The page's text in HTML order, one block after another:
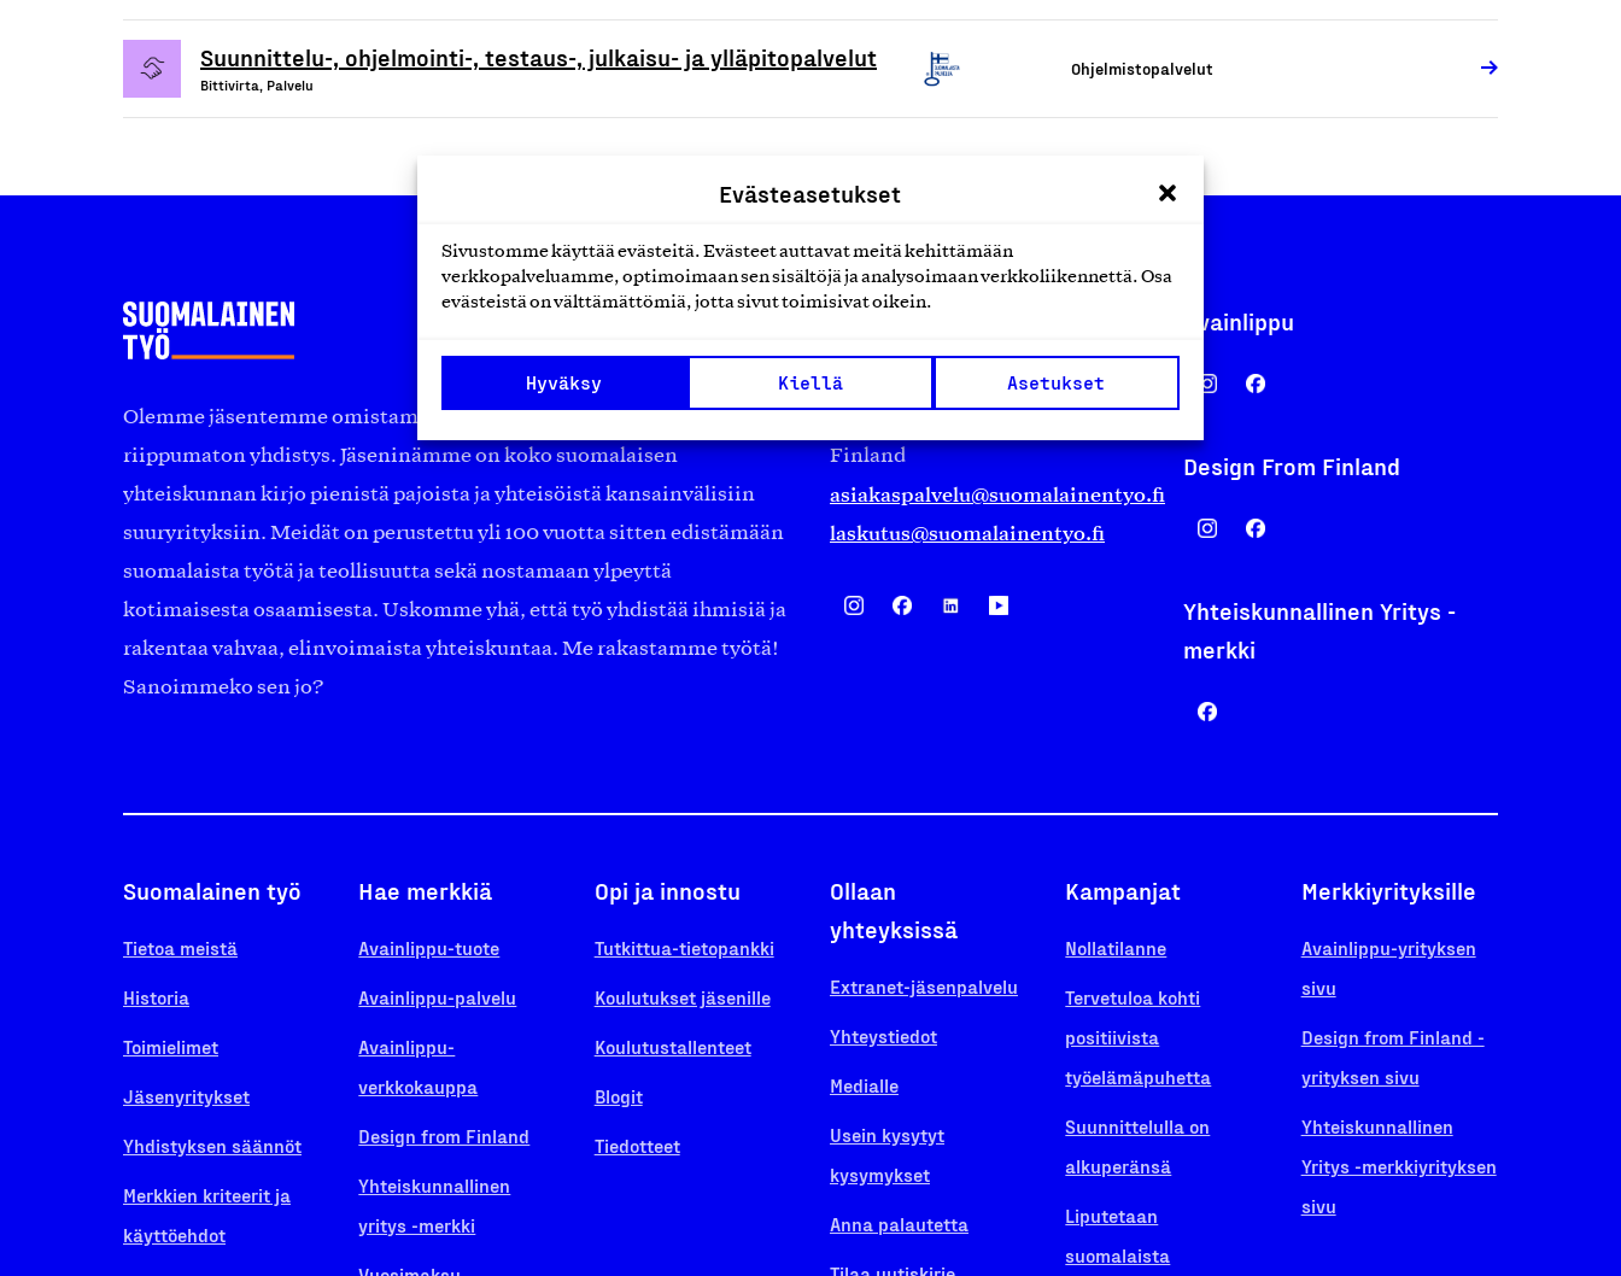
Evästeasetukset
Sivustomme käyttää evästeitä. Evästeet auttavat meitä kehittämään
verkkopalveluamme, optimoimaan sen sisältöjä ja analysoimaan verkkoliikennettä. Osa
evästeistä on välttämättömiä, jotta sivut toimisivat oikein.
Hyväksy Kiellä Asetukset
Suunnittelu-, ohjelmointi-, testaus-, julkaisu- ja ylläpitopalvelut
Bittivirta, Palvelu
Ohjelmistopalvelut
Olemme jäsentemme omistama puolueeton, työmarkkinajärjestöistä
riippumaton yhdistys. Jäseninämme on koko suomalaisen
yhteiskunnan kirjo pienistä pajoista ja yhteisöistä kansainvälisiin
suuryrityksiin. Meidät on perustettu yli 100 vuotta sitten edistämään
suomalaista työtä ja teollisuutta sekä nostamaan ylpeyttä
kotimaisesta osaamisesta. Uskomme yhä, että työ yhdistää ihmisiä ja
rakentaa vahvaa, elinvoimaista yhteiskuntaa. Me rakastamme työtä!
Sanoimmeko sen jo?
Eteläranta 14,
Finland
asiakaspalvelu@suomalainentyo.fi
laskutus@suomalainentyo.fi
Avainlippu
Design From Finland
Yhteiskunnallinen Yritys -
merkki
Suomalainen työ
Tietoa meistä
Historia
Toimielimet
Jäsenyritykset
Yhdistyksen säännöt
Merkkien kriteerit ja
käyttöehdot
Hae merkkiä
Avainlippu-tuote
Avainlippu-palvelu
Avainlippu-
verkkokauppa
Design from Finland
Yhteiskunnallinen
yritys -merkki
Opi ja innostu
Tutkittua-tietopankki
Koulutukset jäsenille
Koulutustallenteet
Blogit
Tiedotteet
Ollaan
yhteyksissä
Extranet-jäsenpalvelu
Yhteystiedot
Medialle
Usein kysytyt
kysymykset
Anna palautetta
Kampanjat
Nollatilanne
Tervetuloa kohti
positiivista
työelämäpuhetta
Suunnittelulla on
alkuperänsä
Liputetaan
suomalaista
Merkkiyrityksille
Avainlippu-yrityksen
sivu
Design from Finland -
yrityksen sivu
Yhteiskunnallinen
Yritys -merkkiyrityksen
sivu